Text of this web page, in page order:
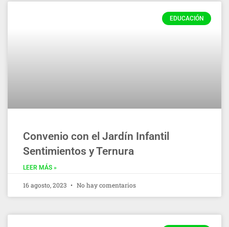
EDUCACIÓN
Convenio con el Jardín Infantil
Sentimientos y Ternura
LEER MÁS »
16 agosto, 2023 No hay comentarios